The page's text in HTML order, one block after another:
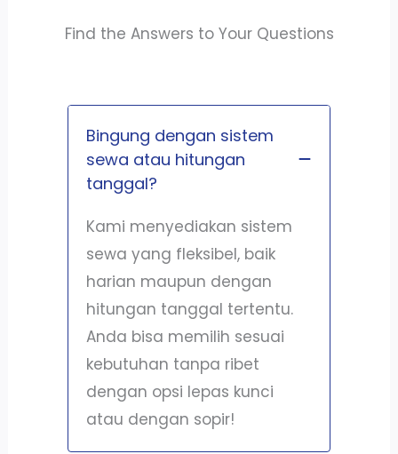
Find the Answers to Your Questions
Bingung dengan sistem
sewa atau hitungan
tanggal?
Kami menyediakan sistem
sewa yang fleksibel, baik
harian maupun dengan
hitungan tanggal tertentu.
Anda bisa memilih sesuai
kebutuhan tanpa ribet
dengan opsi lepas kunci
atau dengan sopir!